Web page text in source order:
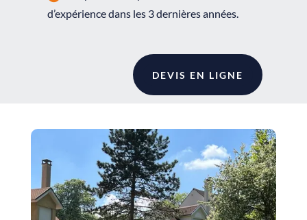
d’expérience dans les 3 dernières années.
DEVIS EN LIGNE